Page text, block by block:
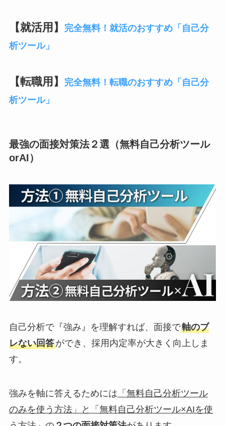
【就活用】
完全無料！就活のおすすめ「自己分
析ツール」
【転職用】
完全無料！転職のおすすめ「自己分
析ツール」
最強の面接対策法２選（無料自己分析ツール
orAI）
自己分析で『強み』を理解すれば、面接で軸のブ
レない回答ができ、採用内定率が大きく向上しま
す。
強みを軸に答えるためには 「無料自己分析ツール
のみを使う方法」と「無料自己分析ツール×AIを使